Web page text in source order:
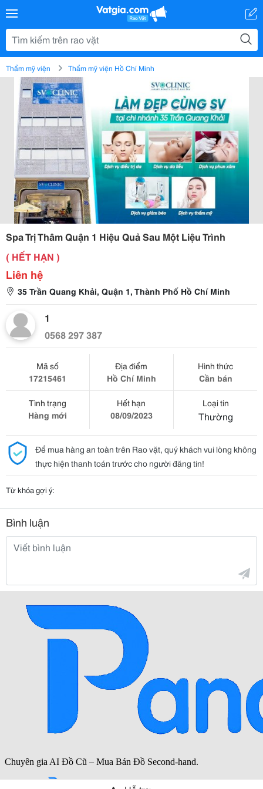
Thẩm mỹ viện Thẩm mỹ viện Hồ Chí Minh
Spa Trị Thâm Quận 1 Hiệu Quả Sau Một Liệu Trình
( HẾT HẠN )
Liên hệ
35 Trần Quang Khải, Quận 1, Thành Phố Hồ Chí Minh
1
0568 297 387
Mã số
17215461
Địa điểm
Hồ Chí Minh
Hình thức
Cần bán
Tình trạng
Hàng mới
Hết hạn
08/09/2023
Loại tin
Thường
Để mua hàng an toàn trên Rao vặt, quý khách vui lòng không
thực hiện thanh toán trước cho người đăng tin!
Từ khóa gợi ý:
Bình luận